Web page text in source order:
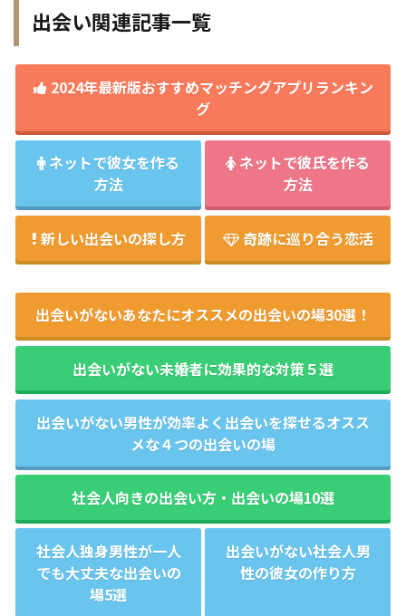
出会い関連記事一覧
2024年最新版おすすめマッチングアプリランキン
グ
ネットで彼女を作る
方法
ネットで彼氏を作る
方法
新しい出会いの探し方 奇跡に巡り合う恋活
出会いがないあなたにオススメの出会いの場30選！
出会いがない未婚者に効果的な対策５選
出会いがない男性が効率よく出会いを探せるオスス
メな４つの出会いの場
社会人向きの出会い方・出会いの場10選
社会人独身男性が一人
でも大丈夫な出会いの
場5選
出会いがない社会人男
性の彼女の作り方